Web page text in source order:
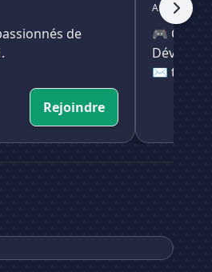
de
Rejoindre
Aucun tag
🎮
✉️